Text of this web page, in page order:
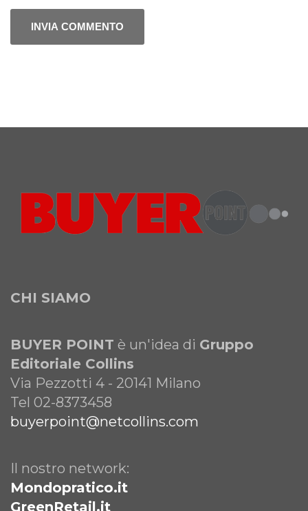
CHI SIAMO
BUYER POINT è un'idea di Gruppo
Editoriale Collins
Via Pezzotti 4 - 20141 Milano
Tel 02-8373458
buyerpoint@netcollins.com
Il nostro network:
Mondopratico.it
GreenRetail.it